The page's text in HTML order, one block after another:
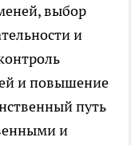
выбор
и
и повышение
путь
и